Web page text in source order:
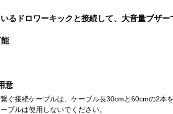
るドロワーキックと接続して、大音量ブザ
意
ぐ接続ケーブルは、ケーブル長30cmと60cmの2本
ブルは使用しないでください。